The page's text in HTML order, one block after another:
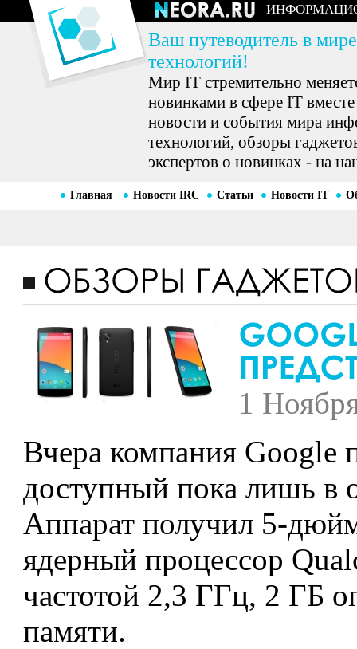
Ваш путеводитель в
технологий!
Мир IT стремительно
новинками в сфере IT
новости и события мира
технологий, обзоры
экспертов о новинках - на
Главная Новости IRC Статьи Новости IT
1
Вчера компания Google
доступный пока лишь в
Аппарат получил 5-
ядерный процессор
частотой 2,3 ГГц, 2 ГБ
памяти.